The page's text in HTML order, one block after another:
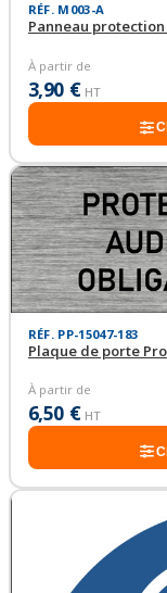
RÉF. M003-A
Panneau
À partir de
3,90 € HT
RÉF. PP-15047-183
Plaque de porte
À partir de
6,50 € HT